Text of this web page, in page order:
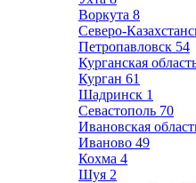
Воркута 8
Северо-
Петропавловск 54
Курганская
Курган 61
Шадринск 1
Севастополь 70
Ивановская
Иваново 49
Кохма 4
Шуя 2